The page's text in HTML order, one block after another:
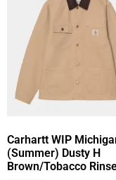
Carhartt WIP
(Summer) Dusty H
Brown/Tobacco